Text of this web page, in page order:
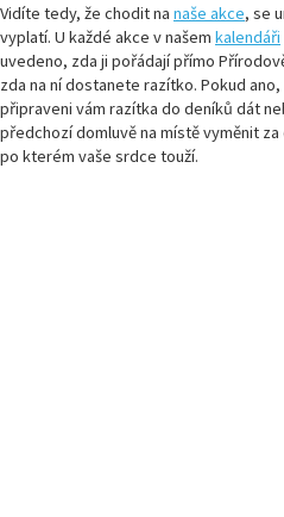
Vidíte tedy, že chodit na naše akce, se
vyplatí. U každé akce v našem kalendáři
uvedeno, zda ji pořádají přímo
zda na ní dostanete razítko. Pokud
připraveni vám razítka do deníků dát
předchozí domluvě na místě vyměnit za
po kterém vaše srdce touží.